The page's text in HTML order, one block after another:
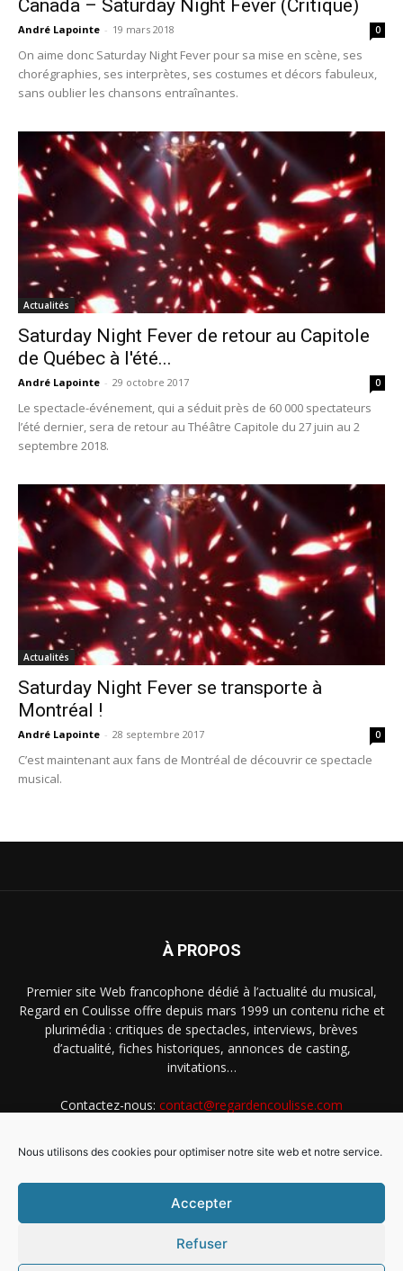
Nous utilisons des cookies pour optimiser notre site web et notre service.
Accepter
Refuser
Canada – Saturday Night Fever (Critique)
André Lapointe - 19 mars 2018 0
On aime donc Saturday Night Fever pour sa mise en scène, ses
chorégraphies, ses interprètes, ses costumes et décors fabuleux,
sans oublier les chansons entraînantes.
Actualités
Saturday Night Fever de retour au Capitole
de Québec à l'été...
André Lapointe - 29 octobre 2017 0
Le spectacle-événement, qui a séduit près de 60 000 spectateurs
l’été dernier, sera de retour au Théâtre Capitole du 27 juin au 2
septembre 2018.
Actualités
Saturday Night Fever se transporte à
Montréal !
André Lapointe - 28 septembre 2017 0
C’est maintenant aux fans de Montréal de découvrir ce spectacle
musical.
À PROPOS
Premier site Web francophone dédié à l’actualité du musical,
Regard en Coulisse offre depuis mars 1999 un contenu riche et
plurimédia : critiques de spectacles, interviews, brèves
d’actualité, fiches historiques, annonces de casting,
invitations…
Contactez-nous: contact@regardencoulisse.com